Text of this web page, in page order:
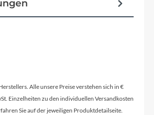
Alle unsere Preise verstehen sich in €
Einzelheiten zu den individuellen Versandkosten
Sie auf der jeweiligen Produktdetailseite.